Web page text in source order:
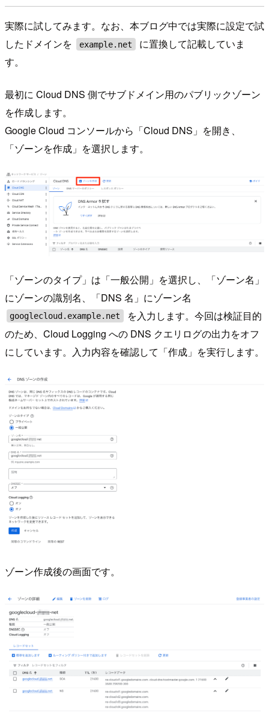
実際に試してみます。なお、本ブログ中では実際に設定で試
したドメインを
example.net
に置換して記載していま
す。
最初に Cloud DNS 側でサブドメイン用のパブリックゾーン
を作成します。
Google Cloud コンソールから「Cloud DNS」を開き、
「ゾーンを作成」を選択します。
「ゾーンのタイプ」は「一般公開」を選択し、「ゾーン名」
にゾーンの識別名、「DNS 名」にゾーン名
googlecloud.example.net
を入力します。今回は検証目的
のため、Cloud Logging への DNS クエリログの出力をオフ
にしています。入力内容を確認して「作成」を実行します。
ゾーン作成後の画面です。